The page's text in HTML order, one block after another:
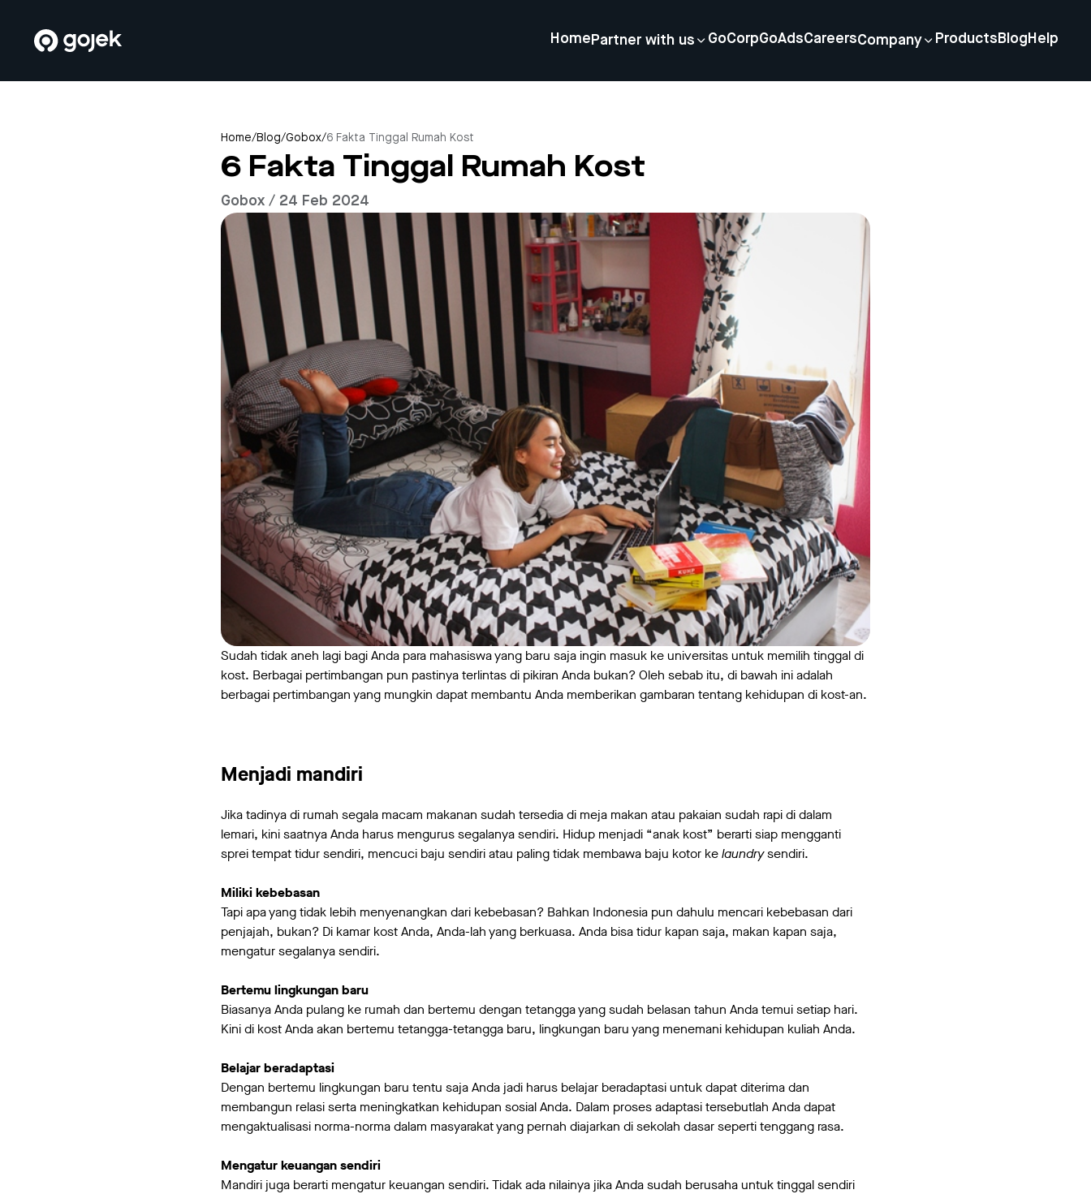
Home Partner with us GoCorpGoAdsCareersCompany Products Blog Help
Home/Blog/Gobox/6 Fakta Tinggal Rumah Kost
6 Fakta Tinggal Rumah Kost
Gobox / 24 Feb 2024
Sudah tidak aneh lagi bagi Anda para mahasiswa yang baru saja ingin masuk ke universitas untuk memilih tinggal di
kost. Berbagai pertimbangan pun pastinya terlintas di pikiran Anda bukan? Oleh sebab itu, di bawah ini adalah
berbagai pertimbangan yang mungkin dapat membantu Anda memberikan gambaran tentang kehidupan di kost-an.
Menjadi mandiri
Jika tadinya di rumah segala macam makanan sudah tersedia di meja makan atau pakaian sudah rapi di dalam
lemari, kini saatnya Anda harus mengurus segalanya sendiri. Hidup menjadi “anak kost” berarti siap mengganti
sprei tempat tidur sendiri, mencuci baju sendiri atau paling tidak membawa baju kotor kelaundrysendiri.
Miliki kebebasan
Tapi apa yang tidak lebih menyenangkan dari kebebasan? Bahkan Indonesia pun dahulu mencari kebebasan dari
penjajah, bukan? Di kamar kost Anda, Anda-lah yang berkuasa. Anda bisa tidur kapan saja, makan kapan saja,
mengatur segalanya sendiri.
Bertemu lingkungan baru
Biasanya Anda pulang ke rumah dan bertemu dengan tetangga yang sudah belasan tahun Anda temui setiap hari.
Kini di kost Anda akan bertemu tetangga-tetangga baru, lingkungan baru yang menemani kehidupan kuliah Anda.
Belajar beradaptasi
Dengan bertemu lingkungan baru tentu saja Anda jadi harus belajar beradaptasi untuk dapat diterima dan
membangun relasi serta meningkatkan kehidupan sosial Anda. Dalam proses adaptasi tersebutlah Anda dapat
mengaktualisasi norma-norma dalam masyarakat yang pernah diajarkan di sekolah dasar seperti tenggang rasa.
Mengatur keuangan sendiri
Mandiri juga berarti mengatur keuangan sendiri. Tidak ada nilainya jika Anda sudah berusaha untuk tinggal sendiri